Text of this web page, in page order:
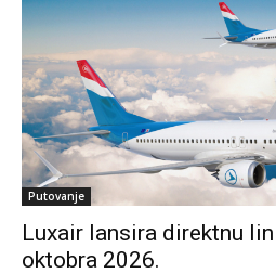
Putovanje
Luxair lansira direktnu
oktobra 2026.